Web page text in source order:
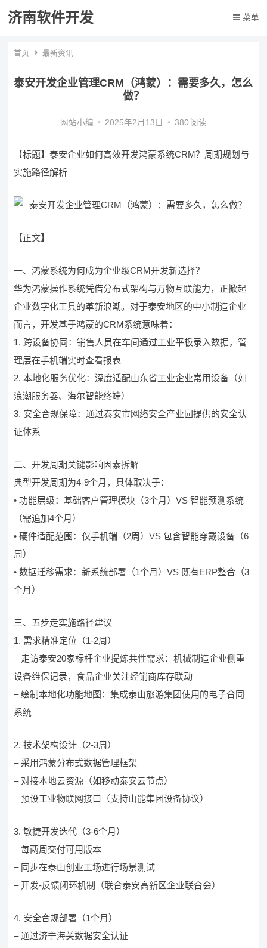
济南软件开发 菜单
首页 最新资讯
泰安开发企业管理CRM（鸿蒙）：需要多久，怎么
做？
网站小编 • 2025年2月13日 • 380 阅读
【标题】泰安企业如何高效开发鸿蒙系统CRM？周期规划与
实施路径解析
【正文】
一、鸿蒙系统为何成为企业级CRM开发新选择？
华为鸿蒙操作系统凭借分布式架构与万物互联能力，正掀起
企业数字化工具的革新浪潮。对于泰安地区的中小制造企业
而言，开发基于鸿蒙的CRM系统意味着：
1. 跨设备协同：销售人员在车间通过工业平板录入数据，管
理层在手机端实时查看报表
2. 本地化服务优化：深度适配山东省工业企业常用设备（如
浪潮服务器、海尔智能终端）
3. 安全合规保障：通过泰安市网络安全产业园提供的安全认
证体系
二、开发周期关键影响因素拆解
典型开发周期为4-9个月，具体取决于：
• 功能层级：基础客户管理模块（3个月）VS 智能预测系统
（需追加4个月）
• 硬件适配范围：仅手机端（2周）VS 包含智能穿戴设备（6
周）
• 数据迁移需求：新系统部署（1个月）VS 既有ERP整合（3
个月）
三、五步走实施路径建议
1. 需求精准定位（1-2周）
– 走访泰安20家标杆企业提炼共性需求：机械制造企业侧重
设备维保记录，食品企业关注经销商库存联动
– 绘制本地化功能地图：集成泰山旅游集团使用的电子合同
系统
2. 技术架构设计（2-3周）
– 采用鸿蒙分布式数据管理框架
– 对接本地云资源（如移动泰安云节点）
– 预设工业物联网接口（支持山能集团设备协议）
3. 敏捷开发迭代（3-6个月）
– 每两周交付可用版本
– 同步在泰山创业工场进行场景测试
– 开发-反馈闭环机制（联合泰安高新区企业联合会）
4. 安全合规部署（1个月）
– 通过济宁海关数据安全认证